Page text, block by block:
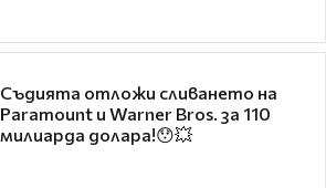
Съдията отложи сливането на
Paramount и Warner Bros. за 110
милиарда долара!😯💥